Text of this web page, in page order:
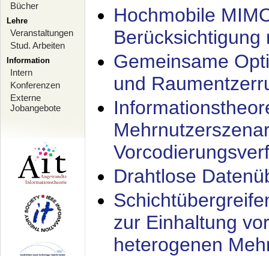
Bücher
Lehre
Veranstaltungen
Stud. Arbeiten
Information
Intern
Konferenzen
Externe
Jobangebote
Hochmobile
Berücksichtigung
Gemeinsame
und
Drahtlose
zur Einhaltung
heterogenen